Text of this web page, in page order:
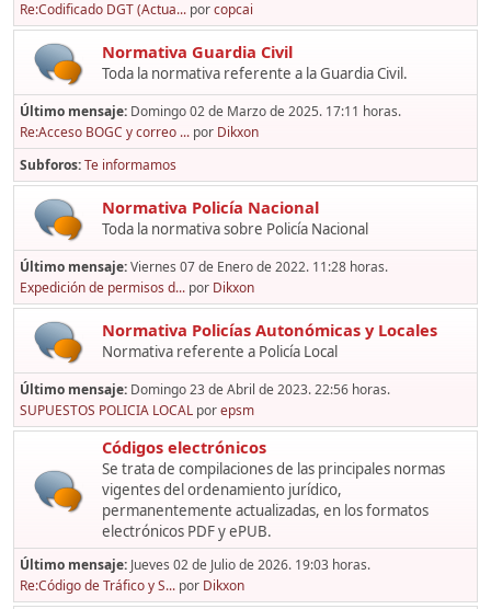
Re:Codificado DGT (Actua... porcopcai
Normativa Guardia Civil
Toda la normativa referente a la Guardia Civil.
Último mensaje: Domingo 02 de Marzo de 2025. 17:11 horas.
Re:Acceso BOGC y correo ... por Dikxon
Subforos Te informamos
Normativa Policía Nacional
Toda la normativa sobre Policía Nacional
Último mensaje:Viernes 07 de Enero de 2022. 11:28 horas.
Expedición de permisos d... por Dikxon
Normativa Policías Autonómicas y Locales
Normativa referente a Policía Local
Último mensaje: Domingo 23 de Abril de 2023. 22:56 horas.
SUPUESTOS POLICIA LOCAL porepsm
Códigos electrónicos
Se trata de compilaciones de las principales normas
vigentes del ordenamiento jurídico,
permanentemente actualizadas, en los formatos
electrónicos PDF y ePUB.
Último mensaje: Jueves 02 de Julio de 2026. 19:03 horas.
Re:Código de Tráfico y S... por Dikxon